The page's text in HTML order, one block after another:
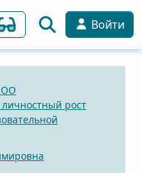
Войти
ОО
рост